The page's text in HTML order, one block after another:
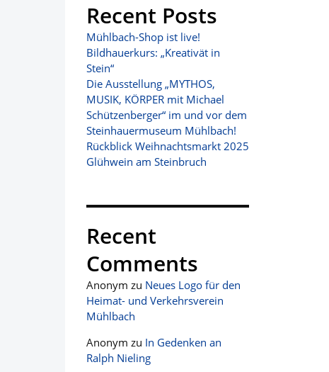
Recent Posts
Mühlbach-Shop ist live!
Bildhauerkurs: „Kreativät in
Stein“
Die Ausstellung „MYTHOS,
MUSIK, KÖRPER mit Michael
Schützenberger“ im und vor dem
Steinhauermuseum Mühlbach!
Rückblick Weihnachtsmarkt 2025
Glühwein am Steinbruch
Recent
Comments
Anonym zu Neues Logo für den
Heimat- und Verkehrsverein
Mühlbach
Anonym zu In Gedenken an
Ralph Nieling